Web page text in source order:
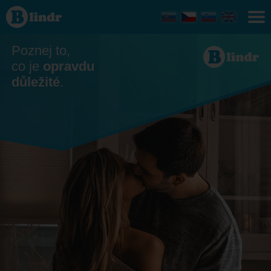
Seznamka
- On
hledá ji
Poznej to,
co je opravdu
důležité.